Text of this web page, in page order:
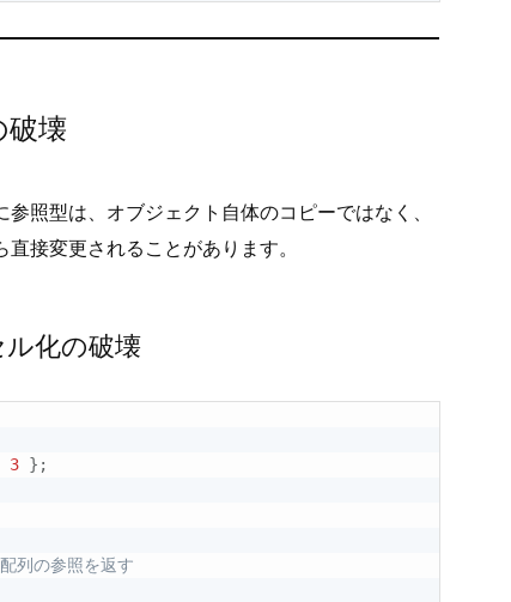
破壊
照型は、オブジェクト自体のコピーではなく、
接変更されることがあります。
化の破壊
3 } ;
列の参照を返す